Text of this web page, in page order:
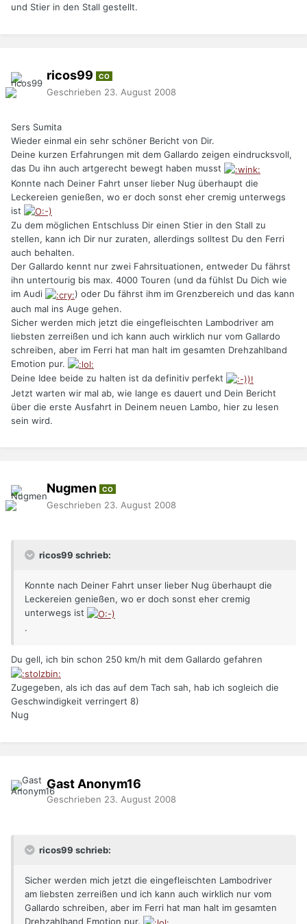
und Stier in den Stall gestellt.
ricos99 CO
Geschrieben 23. August 2008
Sers Sumita
Wieder einmal ein sehr schöner Bericht von Dir.
Deine kurzen Erfahrungen mit dem Gallardo zeigen eindrucksvoll,
das Du ihn auch artgerecht bewegt haben musst
Konnte nach Deiner Fahrt unser lieber Nug überhaupt die
Leckereien genießen, wo er doch sonst eher cremig unterwegs
ist
Zu dem möglichen Entschluss Dir einen Stier in den Stall zu
stellen, kann ich Dir nur zuraten, allerdings solltest Du den Ferri
auch behalten.
Der Gallardo kennt nur zwei Fahrsituationen, entweder Du fährst
ihn untertourig bis max. 4000 Touren (und da fühlst Du Dich wie
im Audi
) oder Du fährst ihm im Grenzbereich und das kann
auch mal ins Auge gehen.
Sicher werden mich jetzt die eingefleischten Lambodriver am
liebsten zerreißen und ich kann auch wirklich nur vom Gallardo
schreiben, aber im Ferri hat man halt im gesamten Drehzahlband
Emotion pur.
Deine Idee beide zu halten ist da definitiv perfekt
Jetzt warten wir mal ab, wie lange es dauert und Dein Bericht
über die erste Ausfahrt in Deinem neuen Lambo, hier zu lesen
sein wird.
Nugmen CO
Geschrieben 23. August 2008
ricos99 schrieb:
Konnte nach Deiner Fahrt unser lieber Nug überhaupt die
Leckereien genießen, wo er doch sonst eher cremig
unterwegs ist
.
Du gell, ich bin schon 250 km/h mit dem Gallardo gefahren
Zugegeben, als ich das auf dem Tach sah, hab ich sogleich die
Geschwindigkeit verringert 8)
Nug
Gast Anonym16
Geschrieben 23. August 2008
ricos99 schrieb:
Sicher werden mich jetzt die eingefleischten Lambodriver
am liebsten zerreißen und ich kann auch wirklich nur vom
Gallardo schreiben, aber im Ferri hat man halt im gesamten
Drehzahlband Emotion pur.